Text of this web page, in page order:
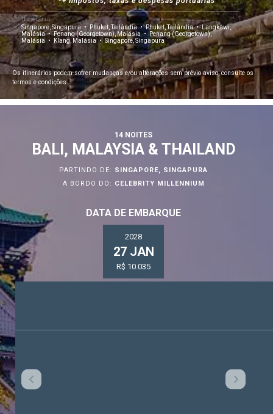
Itinerário
Singapore, Singapura
Phuket, Tailândia Phuket, Tailândia
Langkawi,
Malásia
Penang (Georgetown), Malásia
Penang (Georgetown),
Malásia
Klang, Malásia Singapore, Singapura
Os itinerários podem sofrer mudanças e/ou alterações sem prévio aviso, consulte os
termos e condições.
14 NOITES
BALI, MALAYSIA & THAILAND
PARTINDO DE: SINGAPORE, SINGAPURA
A BORDO DO: CELEBRITY MILLENNIUM
DATA DE EMBARQUE
2028
27 JAN
R$ 10.035